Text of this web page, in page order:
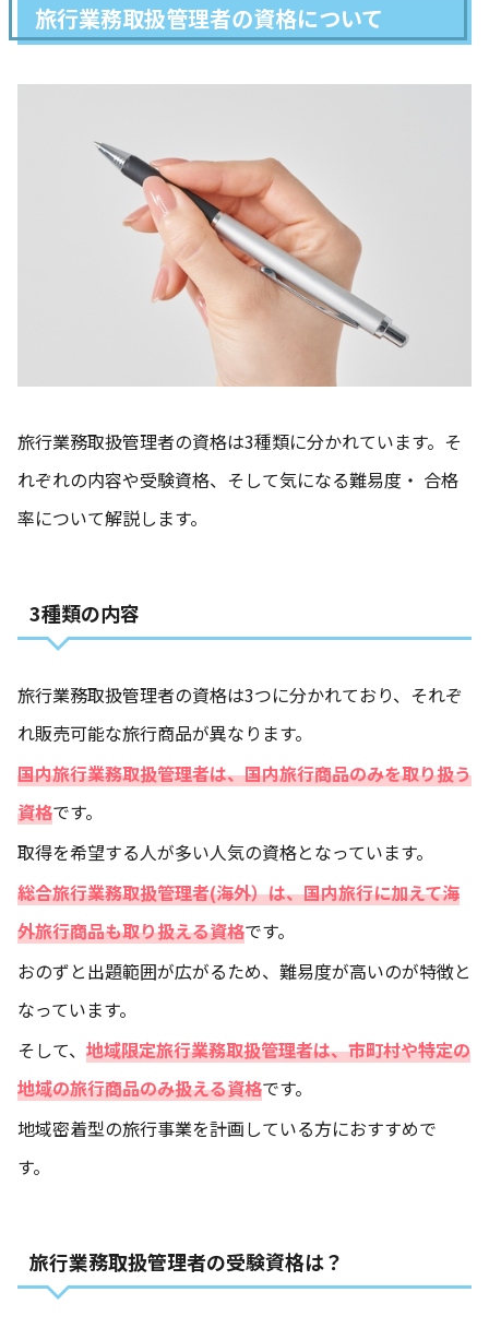
旅行業務取扱管理者の資格について
旅行業務取扱管理者の資格は3種類に分かれています。そ
れぞれの内容や受験資格、そして気になる難易度・ 合格
率について解説します。
3種類の内容
旅行業務取扱管理者の資格は3つに分かれており、それぞ
れ販売可能な旅行商品が異なります。
国内旅行業務取扱管理者は、国内旅行商品のみを取り扱う
資格です。
取得を希望する人が多い人気の資格となっています。
総合旅行業務取扱管理者(海外）は、国内旅行に加えて海
外旅行商品も取り扱える資格です。
おのずと出題範囲が広がるため、難易度が高いのが特徴と
なっています。
そして、 地域限定旅行業務取扱管理者は、市町村や特定の
地域の旅行商品のみ扱える資格です。
地域密着型の旅行事業を計画している方におすすめで
す。
旅行業務取扱管理者の受験資格は？